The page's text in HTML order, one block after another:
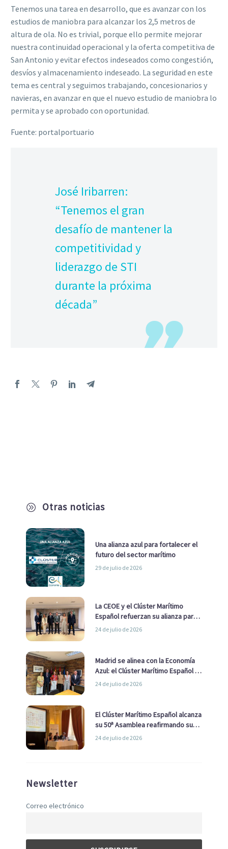
A Otras noticias
Una alianza azul para fortalecer el
futuro del sector marítimo
29 de julio de 2026
La CEOE y el Clúster Marítimo
Español refuerzan su alianza para
impulsar una estrategia Nacional
24 de julio de 2026
Madrid se alinea con la Economía
Azul: el Clúster Marítimo Español y
la Real Liga Naval avanzan alianzas
24 de julio de 2026
El Clúster Marítimo Español alcanza
su 50ª Asamblea reafirmando su
liderazgo en la Economía Azul
24 de julio de 2026
Newsletter
Correo electrónico
Tenemos una tarea en desarrollo, que es avanzar con los
estudios de maniobra para alcanzar los 2,5 metros de
altura de ola. No es trivial, porque ello permite mejorar
nuestra continuidad operacional y la oferta competitiva de
San Antonio y evitar efectos indeseados como congestión,
desvíos y almacenamiento indeseado. La seguridad en este
tema es central y seguimos trabajando, concesionarios y
navieras, en avanzar en que el nuevo estudio de maniobra lo
permita y se aprobado con oportunidad.
Fuente: portalportuario
José Iribarren:
“Tenemos el gran
desafío de mantener la
competitividad y
liderazgo de STI
durante la próxima
década”